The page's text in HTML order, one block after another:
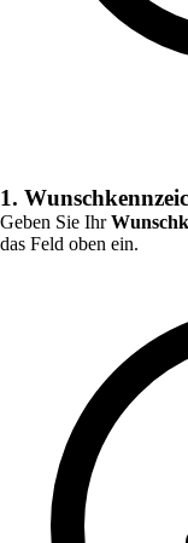
1.
Geben Sie Ihr
das Feld oben ein.